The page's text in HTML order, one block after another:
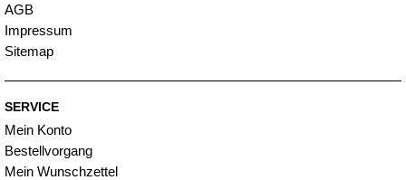
AGB
Impressum
Sitemap
SERVICE
Mein Konto
Bestellvorgang
Mein Wunschzettel